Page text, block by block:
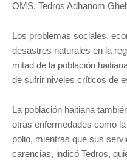
OMS, Tedros Adhanom
Los problemas sociales,
desastres naturales en la
mitad de la población
de sufrir niveles críticos de
La población haitiana
otras enfermedades como
polio, mientras que sus
carencias, indicó Tedros,